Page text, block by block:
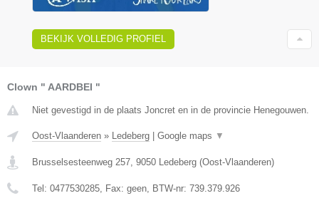
BEKIJK VOLLEDIG PROFIEL
Clown " AARDBEI "
Niet gevestigd in de plaats Joncret en in de provincie Henegouwen.
Oost-Vlaanderen » Ledeberg | Google maps ▼
Brusselsesteenweg 257 9050 Ledeberg (Oost-Vlaanderen)
Tel: 0477530285 , Fax: geen , BTW-nr: 739.379.926